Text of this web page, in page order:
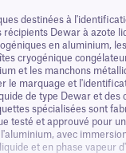
destinées à
récipients Dewar à azote
en aluminium,
cryogénique
et les manchons
le marquage et
de type Dewar et des
spécialisées sont
testé et approuvé pour
avec
et en phase vapeur